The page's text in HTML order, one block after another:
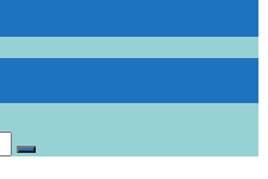
Suchen